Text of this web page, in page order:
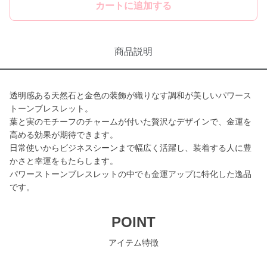
カートに追加する
商品説明
透明感ある天然石と金色の装飾が織りなす調和が美しいパワース
トーンブレスレット。
葉と実のモチーフのチャームが付いた贅沢なデザインで、金運を
高める効果が期待できます。
日常使いからビジネスシーンまで幅広く活躍し、装着する人に豊
かさと幸運をもたらします。
パワーストーンブレスレットの中でも金運アップに特化した逸品
です。
POINT
アイテム特徴